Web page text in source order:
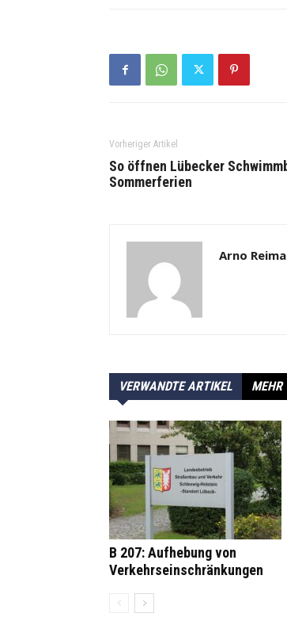
Vorheriger Artikel
So öffnen Lübecker
Sommerferien
Arno
VERWANDTE ARTIKEL MEHR
B 207: Aufhebung von
Verkehrseinschränkungen